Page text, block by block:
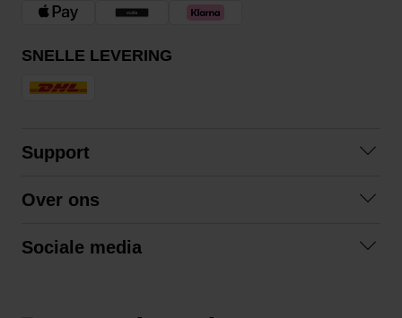
SNELLE LEVERING
Support
Algemene voorwaarden
Over ons
Sociale media